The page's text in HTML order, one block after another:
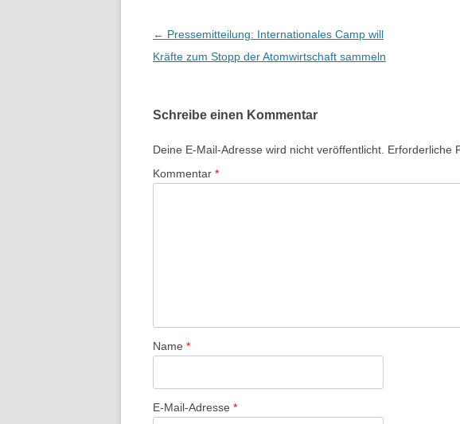
BEISPIEL DES SOGENANNTEN
ENDLAGERDISKURSES
Beitragsnavigation
← Pressemitteilung: Internationales Camp will
Kräfte zum Stopp der Atomwirtschaft sammeln
Schreibe einen Kommentar
Deine E-Mail-Adresse wird nicht veröffentlicht. Erforderliche
Kommentar *
Name *
E-Mail-Adresse *